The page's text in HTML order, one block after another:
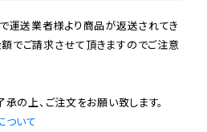
運送業者様より商品が返送されてき
でご請求させて頂きますのでご注意
ついて